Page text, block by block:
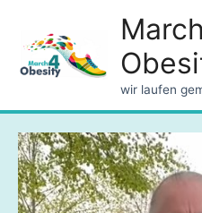
wir laufen